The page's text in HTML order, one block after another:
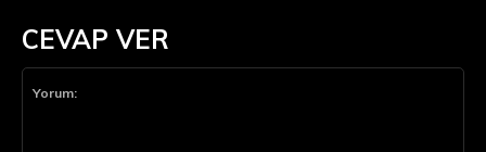
CEVAP VER